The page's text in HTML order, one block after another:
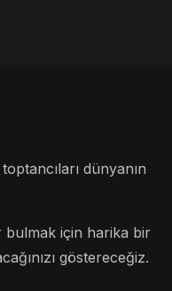
dünyanın
bulmak için harika bir
göstereceğiz.